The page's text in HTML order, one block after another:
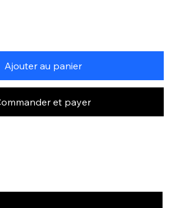
Ajouter au panier
et payer